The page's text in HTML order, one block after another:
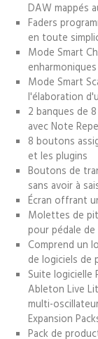
DAW mappés
Faders
en toute
Mode Smart
Mode Smart
l'élaboration
2 banques de
avec Note
8 boutons
et les plugins
Boutons de
sans avoir à
Écran offrant
Molettes de
pour pédale
Comprend un
de logiciels de
Suite logicielle
Ableton Live
multi-
Expansion
Pack de